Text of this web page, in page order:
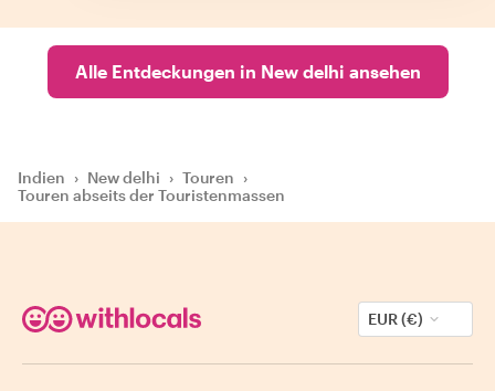
Alle Entdeckungen in New delhi ansehen
Indien › New delhi › Touren ›
Touren abseits der Touristenmassen
EUR (€)